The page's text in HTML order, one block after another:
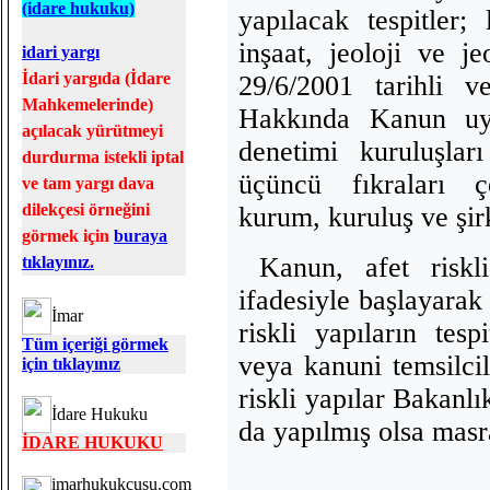
(idare hukuku)
idari yargı
İdari yargıda (İdare
Mahkemelerinde)
açılacak yürütmeyi
durdurma istekli iptal
ve tam yargı dava
dilekçesi örneğini
görmek için buraya
tıklayınız.
İmar
Tüm içeriği görmek
için tıklayınız
İdare Hukuku
İDARE HUKUKU
imarhukukcusu.com
yapılacak tespitler;
inşaat, jeoloji ve
29/6/2001 tarihli
Hakkında Kanun
denetimi
üçüncü fıkraları
kurum, kuruluş ve
Kanun, afet
ifadesiyle başlayarak
riskli yapıların
veya kanuni
riskli yapılar
da yapılmış olsa